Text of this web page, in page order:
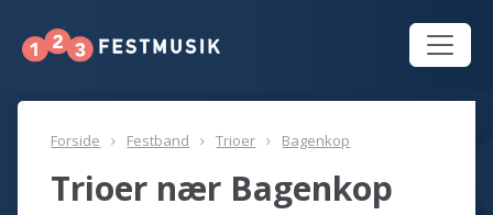
Forside Festband Trioer Bagenkop
Trioer nær Bagenkop